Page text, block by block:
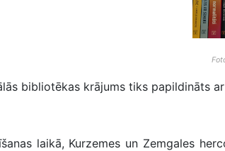
bibliotēkas krājums tiks papildināts
laikā, Kurzemes un Zemgales